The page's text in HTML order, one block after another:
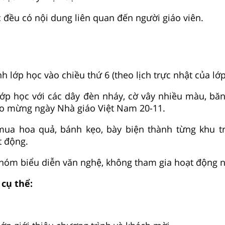
đều có nội dung liên quan đến người giáo viên.
lớp học vào chiều thứ 6 (theo lịch trực nhật của
học với các dây đèn nháy, cờ vây nhiều màu,
mừng ngày Nhà giáo Việt Nam 20-11.
hoa quả, bánh kẹo, bày biện thành từng khu
động.
biểu diễn văn nghệ, không tham gia hoạt động
thể: